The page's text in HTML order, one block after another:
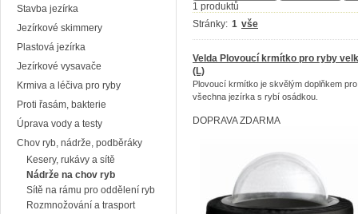
1 produktů
Stránky: 1 vše
Velda Plovoucí krmítko pro ryby
(L)
Plovoucí krmítko je skvělým doplňkem pro
všechna jezírka s rybí osádkou.
DOPRAVA ZDARMA
Stavba jezírka
Jezírkové skimmery
Plastová jezírka
Jezírkové vysavače
Krmiva a léčiva pro ryby
Proti řasám, bakterie
Úprava vody a testy
Chov ryb, nádrže, podběráky
Kesery, rukávy a sítě
Nádrže na chov ryb
Sítě na rámu pro oddělení ryb
Rozmnožování a trasport